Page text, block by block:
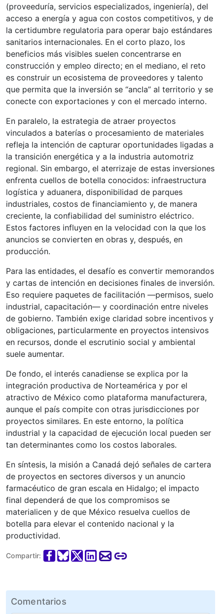
(proveeduría, servicios especializados, ingeniería), del
acceso a energía y agua con costos competitivos, y de
la certidumbre regulatoria para operar bajo estándares
sanitarios internacionales. En el corto plazo, los
beneficios más visibles suelen concentrarse en
construcción y empleo directo; en el mediano, el reto
es construir un ecosistema de proveedores y talento
que permita que la inversión se “ancla” al territorio y se
conecte con exportaciones y con el mercado interno.
En paralelo, la estrategia de atraer proyectos
vinculados a baterías o procesamiento de materiales
refleja la intención de capturar oportunidades ligadas a
la transición energética y a la industria automotriz
regional. Sin embargo, el aterrizaje de estas inversiones
enfrenta cuellos de botella conocidos: infraestructura
logística y aduanera, disponibilidad de parques
industriales, costos de financiamiento y, de manera
creciente, la confiabilidad del suministro eléctrico.
Estos factores influyen en la velocidad con la que los
anuncios se convierten en obras y, después, en
producción.
Para las entidades, el desafío es convertir memorandos
y cartas de intención en decisiones finales de inversión.
Eso requiere paquetes de facilitación —permisos, suelo
industrial, capacitación— y coordinación entre niveles
de gobierno. También exige claridad sobre incentivos y
obligaciones, particularmente en proyectos intensivos
en recursos, donde el escrutinio social y ambiental
suele aumentar.
De fondo, el interés canadiense se explica por la
integración productiva de Norteamérica y por el
atractivo de México como plataforma manufacturera,
aunque el país compite con otras jurisdicciones por
proyectos similares. En este entorno, la política
industrial y la capacidad de ejecución local pueden ser
tan determinantes como los costos laborales.
En síntesis, la misión a Canadá dejó señales de cartera
de proyectos en sectores diversos y un anuncio
farmacéutico de gran escala en Hidalgo; el impacto
final dependerá de que los compromisos se
materialicen y de que México resuelva cuellos de
botella para elevar el contenido nacional y la
productividad.
Compartir:
Comentarios